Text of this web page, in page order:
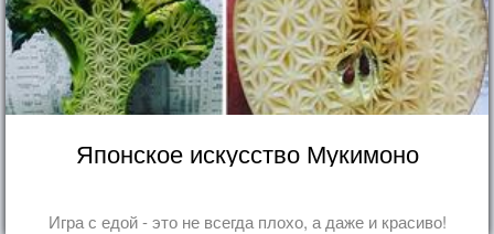
Японское искусство Мукимоно
Игра с едой - это не всегда плохо, а даже и красиво!